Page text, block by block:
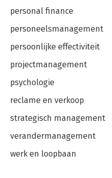
personal finance
personeelsmanagement
persoonlijke effectiviteit
projectmanagement
psychologie
reclame en verkoop
strategisch management
verandermanagement
werk en loopbaan